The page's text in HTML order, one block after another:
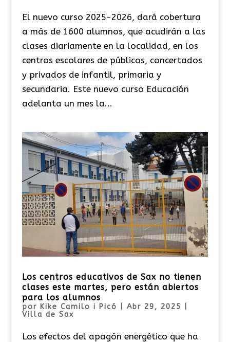
El nuevo curso 2025-2026, dará cobertura
a más de 1600 alumnos, que acudirán a las
clases diariamente en la localidad, en los
centros escolares de públicos, concertados
y privados de infantil, primaria y
secundaria. Este nuevo curso Educación
adelanta un mes la...
Los centros educativos de Sax no tienen
clases este martes, pero están abiertos
para los alumnos
por Kike Camilo i Picó Abr 29, 2025
Villa de Sax
Los efectos del apagón energético que ha